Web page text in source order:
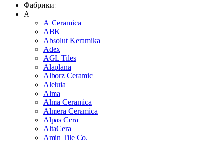
Фабрики:
A
A-Ceramica
ABK
Absolut Keramika
Adex
AGL Tiles
Alaplana
Alborz Ceramic
Aleluia
Alma
Alma Ceramica
Almera Ceramica
Alpas Cera
AltaCera
Amin Tile Co.